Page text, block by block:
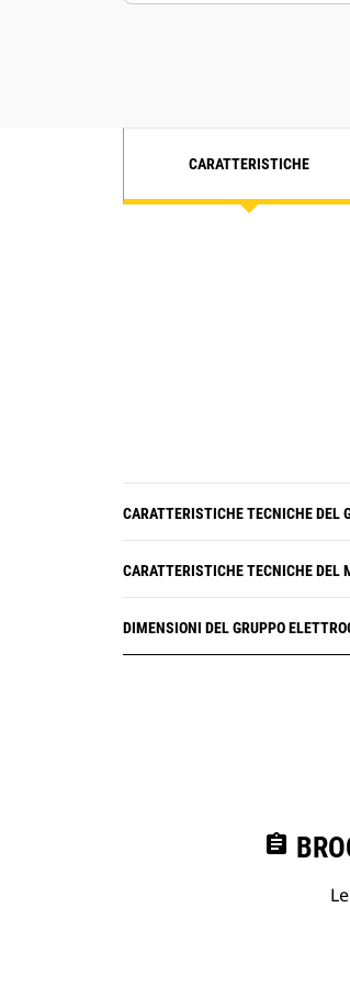
CARATTERISTICHE
CARATTERISTICHE TECNICHE DEL
CARATTERISTICHE TECNICHE DEL
DIMENSIONI DEL GRUPPO
assignment